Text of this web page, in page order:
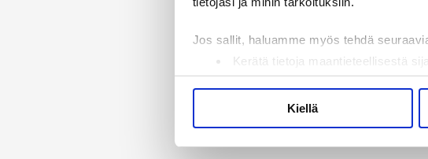
Jos sallit, haluamme myös tehdä
Kerätä tietoja maantieteellisestä
Tunnistaa laitteesi skannaamalla
Lue lisää siitä, miten henkilötietojasi
Kiellä